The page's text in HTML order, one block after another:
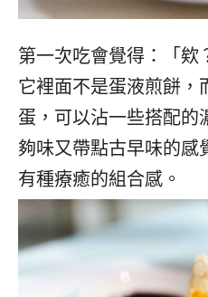
第一次吃會覺得：「欸
它裡面不是蛋液煎餅，
蛋，可以沾一些搭配的
夠味又帶點古早味的感
有種療癒的組合感。